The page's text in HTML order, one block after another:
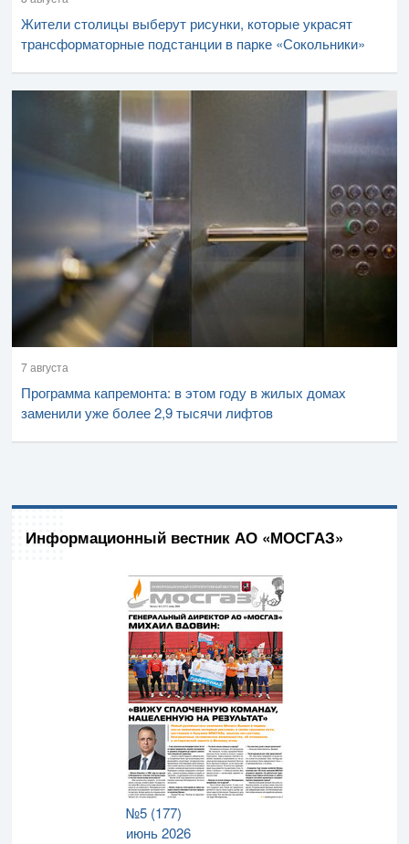
Жители столицы выберут рисунки, которые украсят
трансформаторные подстанции в парке «Сокольники»
7 августа
Программа капремонта: в этом году в жилых домах
заменили уже более 2,9 тысячи лифтов
Информационный вестник АО «МОСГАЗ»
№5 (177)
июнь 2026